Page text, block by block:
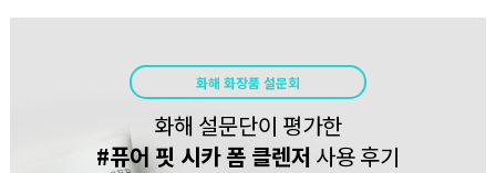
화해 화장품 설문회
화해 설문단이 평가한
#퓨어 핏 시카 폼 클렌저 사용 후기